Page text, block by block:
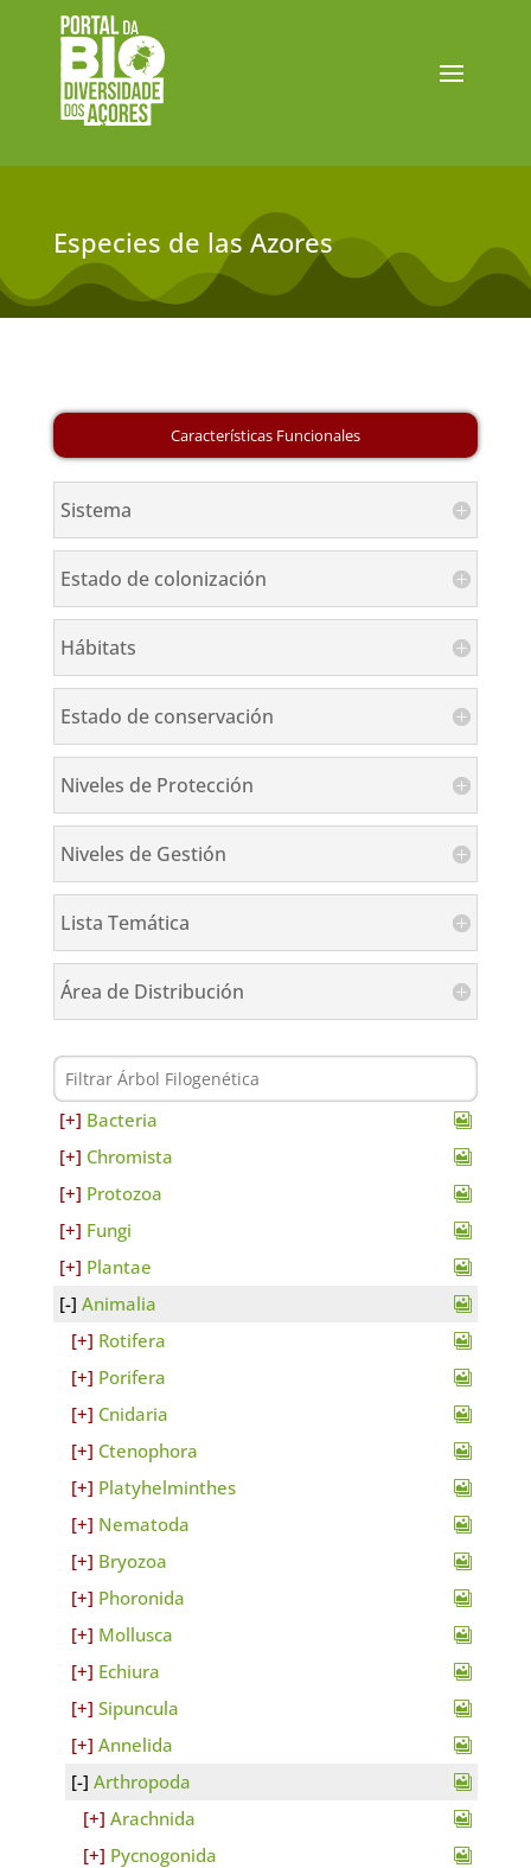
Especies de las Azores
Sistema
Estado de colonización
Hábitats
Estado de conservación
Niveles de Protección
Niveles de Gestión
Lista Temática
Área de Distribución
Bacteria
Chromista
Protozoa
Fungi
Plantae
Animalia
Rotifera
Porifera
Cnidaria
Ctenophora
Platyhelminthes
Nematoda
Bryozoa
Phoronida
Mollusca
Echiura
Sipuncula
Annelida
Arthropoda
Arachnida
Pycnogonida